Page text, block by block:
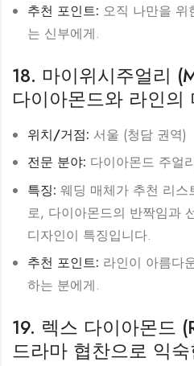
추천 포인트: 오직 나만을 위
는 신부에게.
18. 마이위시주얼리
다이아몬드와 라인의
위치/거점: 서울 (청담 권역)
전문 분야: 다이아몬드 주얼
특징: 웨딩 매체가 추천 리
로, 다이아몬드의 반짝임과
디자인이 특징입니다.
추천 포인트: 라인이 아름다
하는 분에게.
19. 렉스 다이아몬드
드라마 협찬으로 익